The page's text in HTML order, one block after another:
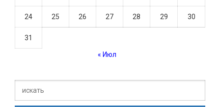
24 25 26 27 28 29 30
31
« Июл